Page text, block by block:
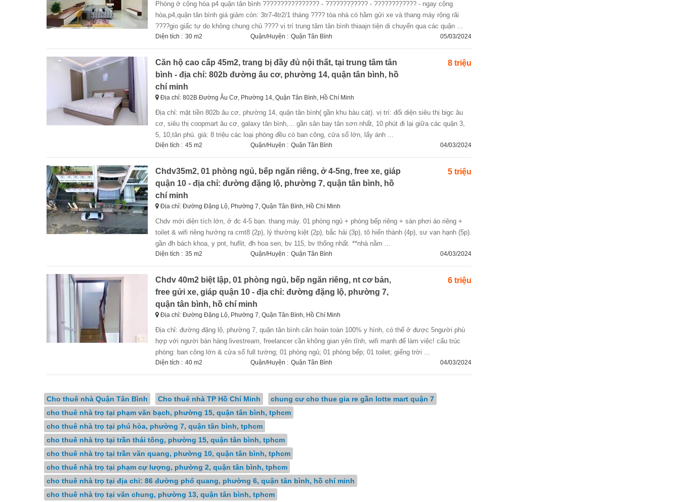
phòng ở cộng hòa p4 quận tân bình ???????????????? - ????????̣???? - ????????̣???? - ngay cộng
hòa,p4,quận tân bình giá giảm còn: 3tr7-4tr2/1 tháng ???? tòa nhà có hầm gửi xe và thang máy rộng rãi
????gio giấc tự do không chung chủ ???? vị trí trung tâm tân bình thiaajn tiện di chuyển qua các quận ...
Diện tích : 30 m2 Quận/Huyện : Quận Tân Bình 05/03/2024
8 triệu
Căn hộ cao cấp 45m2, trang bị đầy đủ nội thất, tại trung tâm tân
bình - địa chỉ: 802b đường âu cơ, phường 14, quận tân bình, hồ
chí minh
Địa chỉ: 802B Đường Âu Cơ, Phường 14, Quận Tân Bình, Hồ Chí Minh
địa chỉ: mặt tiền 802b âu cơ, phường 14, quận tân bình( gần khu bàu cát). vị trí: đối diện siêu thị bigc âu
cơ, siêu thị coopmart âu cơ, galaxy tân bình,... gần sân bay tân sơn nhất, 10 phút đi lại giữa các quận 3,
5, 10,tân phú. giá: 8 triệu các loại phòng đều có ban công, cửa sổ lớn, lấy ánh ...
Diện tích : 45 m2 Quận/Huyện : Quận Tân Bình 04/03/2024
5 triệu
Chdv35m2, 01 phòng ngủ, bếp ngăn riêng, ở 4-5ng, free xe, giáp
quận 10 - địa chỉ: đường đặng lộ, phường 7, quận tân bình, hồ
chí minh
Địa chỉ: Đường Đặng Lộ, Phường 7, Quận Tân Bình, Hồ Chí Minh
chdv mới diện tích lớn, ở đc 4-5 bạn. thang máy. 01 phòng ngủ + phòng bếp riêng + sàn phơi áo riêng +
toilet & wifi riêng hướng ra cmt8 (2p), lý thường kiệt (2p), bắc hải (3p), tô hiến thành (4p), sư vạn hạnh (5p).
gần đh bách khoa, y pnt, huflit, đh hoa sen, bv 115, bv thống nhất. **nhà nằm ...
Diện tích : 35 m2 Quận/Huyện : Quận Tân Bình 04/03/2024
6 triệu
Chdv 40m2 biệt lập, 01 phòng ngủ, bếp ngăn riêng, nt cơ bản,
free gửi xe, giáp quận 10 - địa chỉ: đường đặng lộ, phường 7,
quận tân bình, hồ chí minh
Địa chỉ: Đường Đặng Lộ, Phường 7, Quận Tân Bình, Hồ Chí Minh
địa chỉ: đường đặng lộ, phường 7, quận tân bình căn hoàn toàn 100% y hình, có thể ở được 5người phù
hợp với người bán hàng livestream, freelancer cần không gian yên tĩnh, wifi mạnh để làm việc! cấu trúc
phòng: ban công lớn & cửa sổ full tường; 01 phòng ngủ; 01 phòng bếp; 01 toilet; giếng trời ...
Diện tích : 40 m2 Quận/Huyện : Quận Tân Bình 04/03/2024
Cho thuê nhà Quận Tân Bình Cho thuê nhà TP Hồ Chí Minh
chung cư cho thue gia re gần lotte mart quận 7
cho thuê nhà trọ tại phạm văn bạch, phường 15, quận tân bình, tphcm
cho thuê nhà trọ tại phú hòa, phường 7, quận tân bình, tphcm
cho thuê nhà trọ tại trần thái tông, phường 15, quận tân bình, tphcm
cho thuê nhà trọ tại trần văn quang, phường 10, quận tân bình, tphcm
cho thuê nhà trọ tại phạm cự lượng, phường 2, quận tân bình, tphcm
cho thuê nhà trọ tại địa chỉ: 86 đường phổ quang, phường 6, quận tân bình, hồ chí minh
cho thuê nhà trọ tại văn chung, phường 13, quận tân bình, tphcm